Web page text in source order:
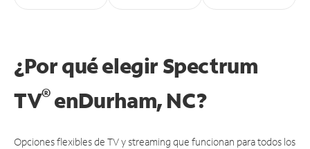
¿Por qué elegir Spectrum
TV®enDurham, NC?
Opciones flexibles de TV y streaming que funcionan para todos los